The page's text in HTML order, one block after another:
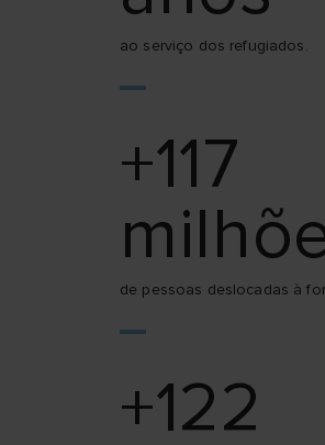
ao serviço dos refugiados.
+117
de pessoas deslocadas à
+122